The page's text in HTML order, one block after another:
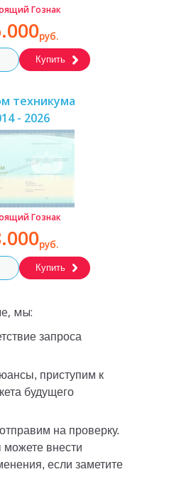
Гознак
руб.
Купить
техникума
- 2026
Гознак
руб.
Купить
мы:
будущего
внести
если заметите